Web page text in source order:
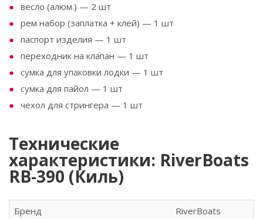
весло (алюм.) — 2 шт
рем набор (заплатка + клей) — 1 шт
паспорт изделия — 1 шт
переходник на клапан — 1 шт
сумка для упаковки лодки — 1 шт
сумка для пайол — 1 шт
чехол для стрингера — 1 шт
Технические
характеристики: RiverBoats
RB-390 (Киль)
Бренд RiverBoats